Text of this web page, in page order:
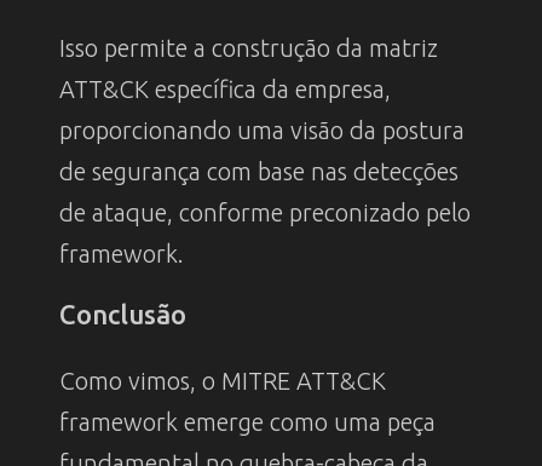
Isso permite a construção da matriz
ATT&CK específica da empresa,
proporcionando uma visão da postura
de segurança com base nas detecções
de ataque, conforme preconizado pelo
framework.
Conclusão
Como vimos, o MITRE ATT&CK
framework emerge como uma peça